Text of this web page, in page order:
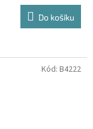
Do košíku
Kód: B4222